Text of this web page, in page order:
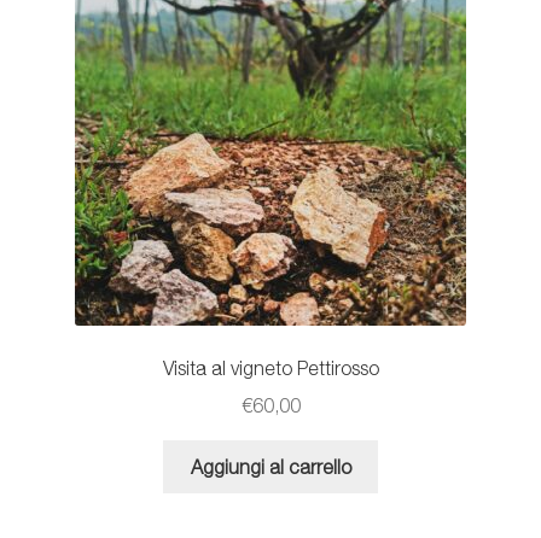
Visita al vigneto Pettirosso
€60,00
Aggiungi al carrello